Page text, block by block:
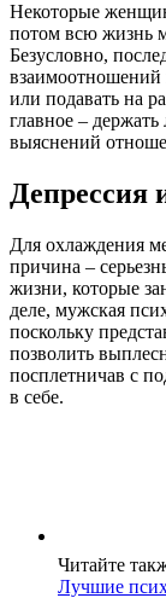
Некоторые
потом всю жизнь
Безусловно,
взаимоотношений
или подавать на
главное –
выяснений
Депрессия
Для охлаждения
причина –
жизни, которые
деле, мужская
поскольку
позволить
посплетничав с
в себе.
Читайте
Лучшие